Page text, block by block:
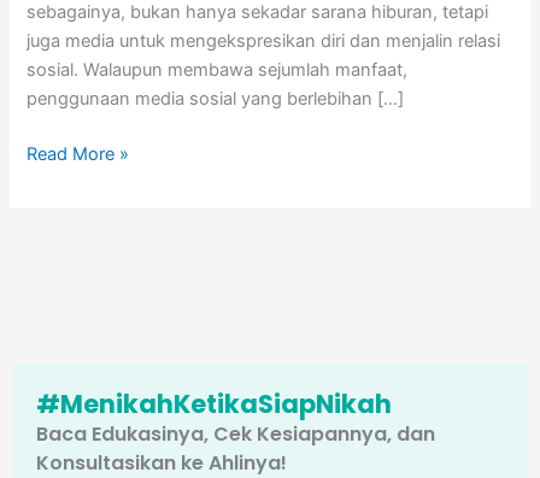
sebagainya, bukan hanya sekadar sarana hiburan, tetapi
juga media untuk mengekspresikan diri dan menjalin relasi
sosial. Walaupun membawa sejumlah manfaat,
penggunaan media sosial yang berlebihan […]
Read More »
#MenikahKetikaSiapNikah
Baca Edukasinya, Cek Kesiapannya, dan
Konsultasikan ke Ahlinya!